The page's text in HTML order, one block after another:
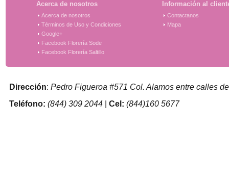
Acerca de nosotros
Acerca de nosotros
Términos de Uso y Condiciones
Google+
Facebook Florería Sode
Facebook Florería Saltillo
Información al
Contactanos
Mapa
Dirección: Pedro Figueroa #571 Col. Alamos entre calles
Teléfono: (844) 309 2044 Cel: (844)160 5677